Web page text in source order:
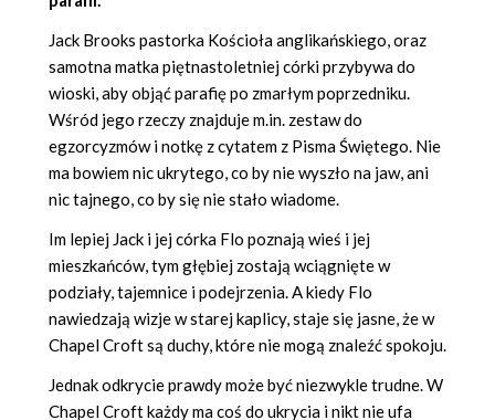
Jack Brooks pastorka Kościoła anglikańskiego, oraz
samotna matka piętnastoletniej córki przybywa do
wioski, aby objąć parafię po zmarłym poprzedniku.
Wśród jego rzeczy znajduje m.in. zestaw do
egzorcyzmów i notkę z cytatem z Pisma Świętego. Nie
ma bowiem nic ukrytego, co by nie wyszło na jaw, ani
nic tajnego, co by się nie stało wiadome.
Im lepiej Jack i jej córka Flo poznają wieś i jej
mieszkańców, tym głębiej zostają wciągnięte w
podziały, tajemnice i podejrzenia. A kiedy Flo
nawiedzają wizje w starej kaplicy, staje się jasne, że w
Chapel Croft są duchy, które nie mogą znaleźć spokoju.
Jednak odkrycie prawdy może być niezwykle trudne. W
Chapel Croft każdy ma coś do ukrycia i nikt nie ufa